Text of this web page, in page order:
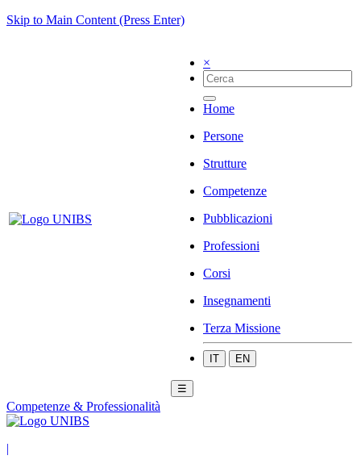
Skip to Main Content (Press Enter)
×
Home
Persone
Strutture
Competenze
Pubblicazioni
Professioni
Corsi
Insegnamenti
Terza Missione
IT EN
☰
Competenze & Professionalità
|